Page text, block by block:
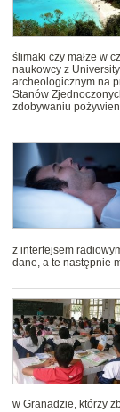
ślimaki czy małże w
naukowcy z
archeologicznym na
Stanów
zdobywaniu
z interfejsem
dane, a te następnie
w Granadzie, którzy